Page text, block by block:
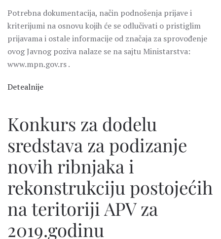
Potrebna dokumentacija, način podnošenja prijave i
kriterijumi na osnovu kojih će se odlučivati o pristiglim
prijavama i ostale informacije od značaja za sprovođenje
ovog Javnog poziva nalaze se na sajtu Ministarstva:
www.mpn.gov.rs .
Detealnije
Konkurs za dodelu
sredstava za podizanje
novih ribnjaka i
rekonstrukciju postojećih
na teritoriji APV za
2019.godinu